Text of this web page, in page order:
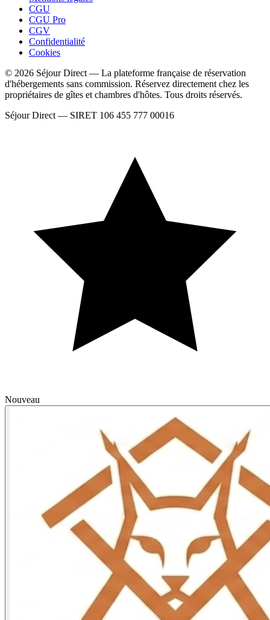
CGU
CGU Pro
CGV
Confidentialité
Cookies
© 2026 Séjour Direct — La plateforme française de réservation
d'hébergements sans commission. Réservez directement chez les
propriétaires de gîtes et chambres d'hôtes. Tous droits réservés.
Séjour Direct — SIRET 106 455 777 00016
Nouveau